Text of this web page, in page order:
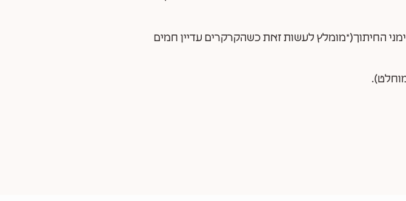
החיתוך(*מומלץ לעשות זאת כשהקרקרים עדיין חמים